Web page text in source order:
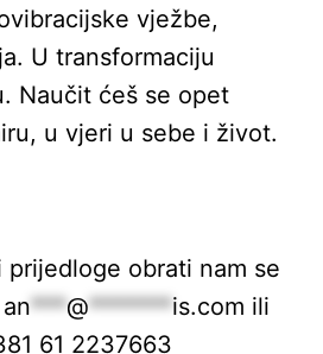
vježbe,
U transformaciju
Naučit ćeš se opet
u vjeri u sebe i život.
prijedloge obrati nam se
an***@*******is.com ili
61 2237663